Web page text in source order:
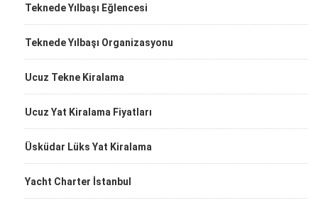
Teknede Yılbaşı Eğlencesi
Teknede Yılbaşı Organizasyonu
Ucuz Tekne Kiralama
Ucuz Yat Kiralama Fiyatları
Üsküdar Lüks Yat Kiralama
Yacht Charter İstanbul